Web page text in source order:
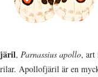
, Parnassius apollo, art
Apollofjäril är en